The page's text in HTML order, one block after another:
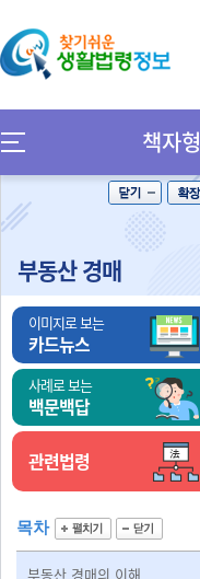
책자형
부동산 경매
이미지로 보는
카드뉴스
사례로 보는
백문백답
관련법령
목차
부동산 경매의 이해